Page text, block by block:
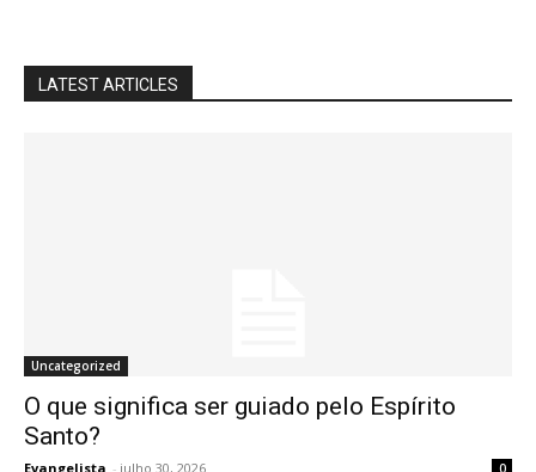
LATEST ARTICLES
Uncategorized
O que significa ser guiado pelo Espírito
Santo?
Evangelista - julho 30, 2026 0